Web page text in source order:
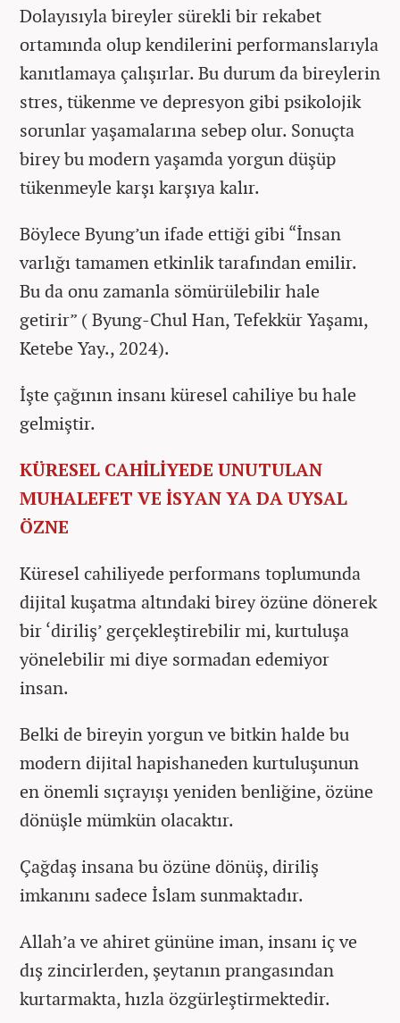
Dolayısıyla bireyler sürekli bir rekabet
ortamında olup kendilerini performanslarıyla
kanıtlamaya çalışırlar. Bu durum da bireylerin
stres, tükenme ve depresyon gibi psikolojik
sorunlar yaşamalarına sebep olur. Sonuçta
birey bu modern yaşamda yorgun düşüp
tükenmeyle karşı karşıya kalır.
Böylece Byung’un ifade ettiği gibi “İnsan
varlığı tamamen etkinlik tarafından emilir.
Bu da onu zamanla sömürülebilir hale
getirir” ( Byung-Chul Han, Tefekkür Yaşamı,
Ketebe Yay., 2024).
İşte çağının insanı küresel cahiliye bu hale
gelmiştir.
KÜRESEL CAHİLİYEDE UNUTULAN
MUHALEFET VE İSYAN YA DA UYSAL
ÖZNE
Küresel cahiliyede performans toplumunda
dijital kuşatma altındaki birey özüne dönerek
bir ‘diriliş’ gerçekleştirebilir mi, kurtuluşa
yönelebilir mi diye sormadan edemiyor
insan.
Belki de bireyin yorgun ve bitkin halde bu
modern dijital hapishaneden kurtuluşunun
en önemli sıçrayışı yeniden benliğine, özüne
dönüşle mümkün olacaktır.
Çağdaş insana bu özüne dönüş, diriliş
imkanını sadece İslam sunmaktadır.
Allah’a ve ahiret gününe iman, insanı iç ve
dış zincirlerden, şeytanın prangasından
kurtarmakta, hızla özgürleştirmektedir.